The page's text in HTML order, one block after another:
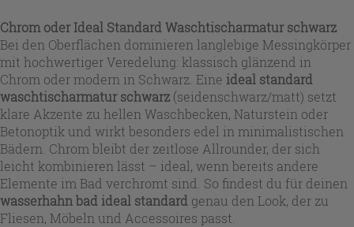
Chrom oder Ideal Standard Waschtischarmatur schwarz
Bei den Oberflächen dominieren langlebige Messingkörper
mit hochwertiger Veredelung: klassisch glänzend in
Chrom oder modern in Schwarz. Eine ideal standard
waschtischarmatur schwarz (seidenschwarz/matt) setzt
klare Akzente zu hellen Waschbecken, Naturstein oder
Betonoptik und wirkt besonders edel in minimalistischen
Bädern. Chrom bleibt der zeitlose Allrounder, der sich
leicht kombinieren lässt – ideal, wenn bereits andere
Elemente im Bad verchromt sind. So findest du für deinen
wasserhahn bad ideal standard genau den Look, der zu
Fliesen, Möbeln und Accessoires passt.